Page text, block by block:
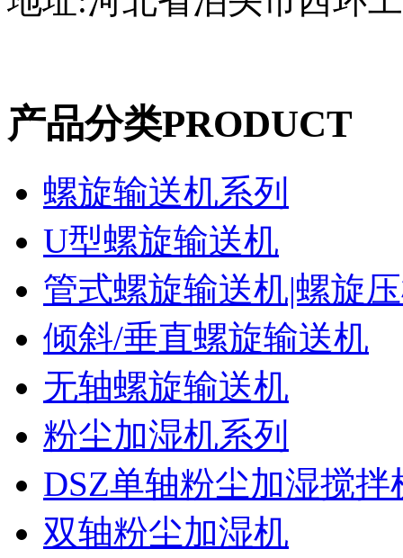
产品分类PRODUCT
螺旋输送机系列
U型螺旋输送机
管式螺旋输送机|螺旋
倾斜/垂直螺旋输送机
无轴螺旋输送机
粉尘加湿机系列
DSZ单轴粉尘加湿搅拌
双轴粉尘加湿机